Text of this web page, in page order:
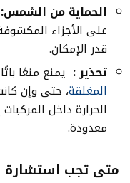
الحماية من الشمس:
على الأجزاء
قدر الإمكان.
تحذير : يمنع منعًا
المغلقة، حتى وإن
الحرارة داخل
معدودة.
متى تجب استشارة